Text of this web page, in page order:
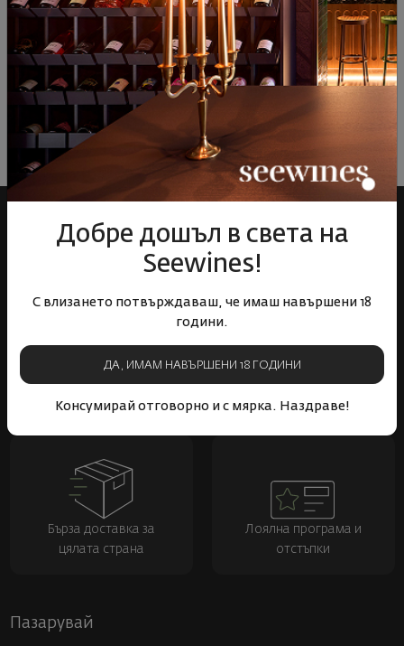
ОТЗИВИ И ОЦЕНКИ
Все още няма ревюта на този продукт
Напишете първото ревю
ОСТАВЕТЕ ВАШЕТО МНЕНИЕ
Добре дошъл в света на
Seewines!
С влизането потвърждаваш, че имаш навършени 18
години.
ДА, ИМАМ НАВЪРШЕНИ 18 ГОДИНИ
Консумирай отговорно и с мярка. Наздраве!
Бърза доставка за
цялата страна
Лоялна програма и
отстъпки
Пазарувай